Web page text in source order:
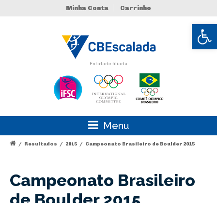
Abrir
Minha Conta Carrinho
Entidade filiada
Menu
/ Resultados / 2015 / Campeonato Brasileiro de Boulder 2015
Campeonato Brasileiro